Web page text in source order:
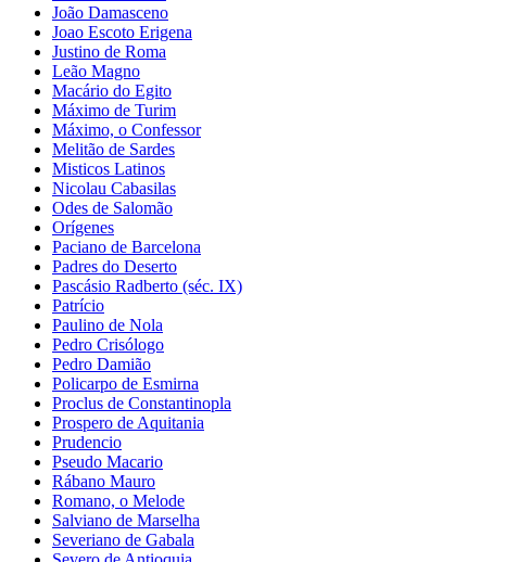
João Damasceno
Joao Escoto Erigena
Justino de Roma
Leão Magno
Macário do Egito
Máximo de Turim
Máximo, o Confessor
Melitão de Sardes
Misticos Latinos
Nicolau Cabasilas
Odes de Salomão
Orígenes
Paciano de Barcelona
Padres do Deserto
Pascásio Radberto (séc. IX)
Patrício
Paulino de Nola
Pedro Crisólogo
Pedro Damião
Policarpo de Esmirna
Proclus de Constantinopla
Prospero de Aquitania
Prudencio
Pseudo Macario
Rábano Mauro
Romano, o Melode
Salviano de Marselha
Severiano de Gabala